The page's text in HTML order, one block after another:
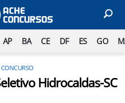
AP BA CE DF ES GO
Hidrocaldas-SC